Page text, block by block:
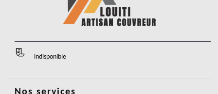
indisponible
Nos services